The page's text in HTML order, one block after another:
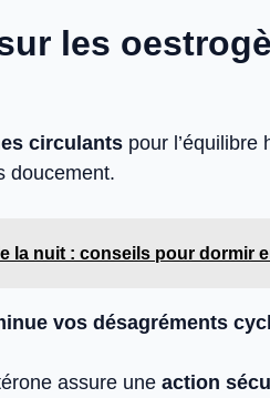
les
circulants pour l’équilibre
doucement.
la nuit : conseils pour dormir
vos désagréments
assure une action